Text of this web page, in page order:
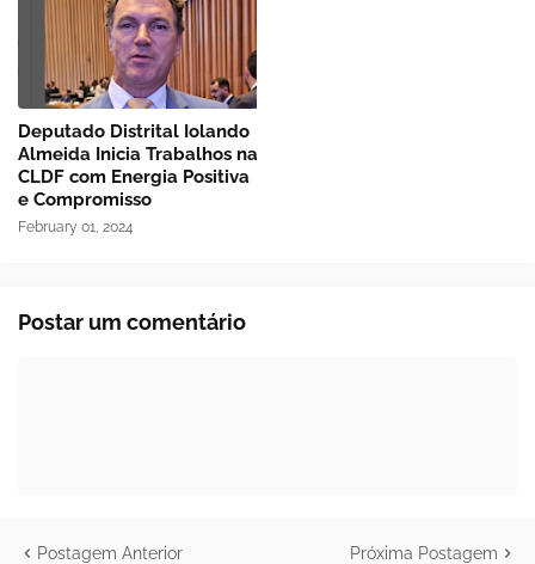
Deputado Distrital Iolando
Almeida Inicia Trabalhos na
CLDF com Energia Positiva
e Compromisso
February 01, 2024
Postar um comentário
Postagem Anterior Próxima Postagem